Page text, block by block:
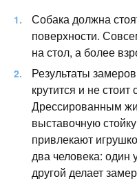
Собака должна
поверхности.
на стол, а более
Результаты
крутится и не
Дрессированным
выставочную
привлекают
два человека: один
другой делает